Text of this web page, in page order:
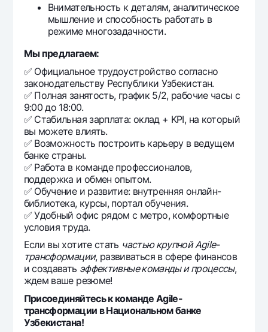
Внимательность к деталям, аналитическое
мышление и способность работать в
режиме многозадачности.
Мы предлагаем:
✅ Официальное трудоустройство согласно
законодательству Республики Узбекистан.
✅ Полная занятость, график 5/2, рабочие часы с
9:00 до 18:00.
✅ Стабильная зарплата: оклад + KPI, на который
вы можете влиять.
✅ Возможность построить карьеру в ведущем
банке страны.
✅ Работа в команде профессионалов,
поддержка и обмен опытом.
✅ Обучение и развитие: внутренняя онлайн-
библиотека, курсы, портал обучения.
✅ Удобный офис рядом с метро, комфортные
условия труда.
Если вы хотите стать частью крупной Agile-
трансформации, развиваться в сфере финансов
и создавать эффективные команды и процессы,
ждем ваше резюме!
Присоединяйтесь к команде Agile-
трансформации в Национальном банке
Узбекистана!